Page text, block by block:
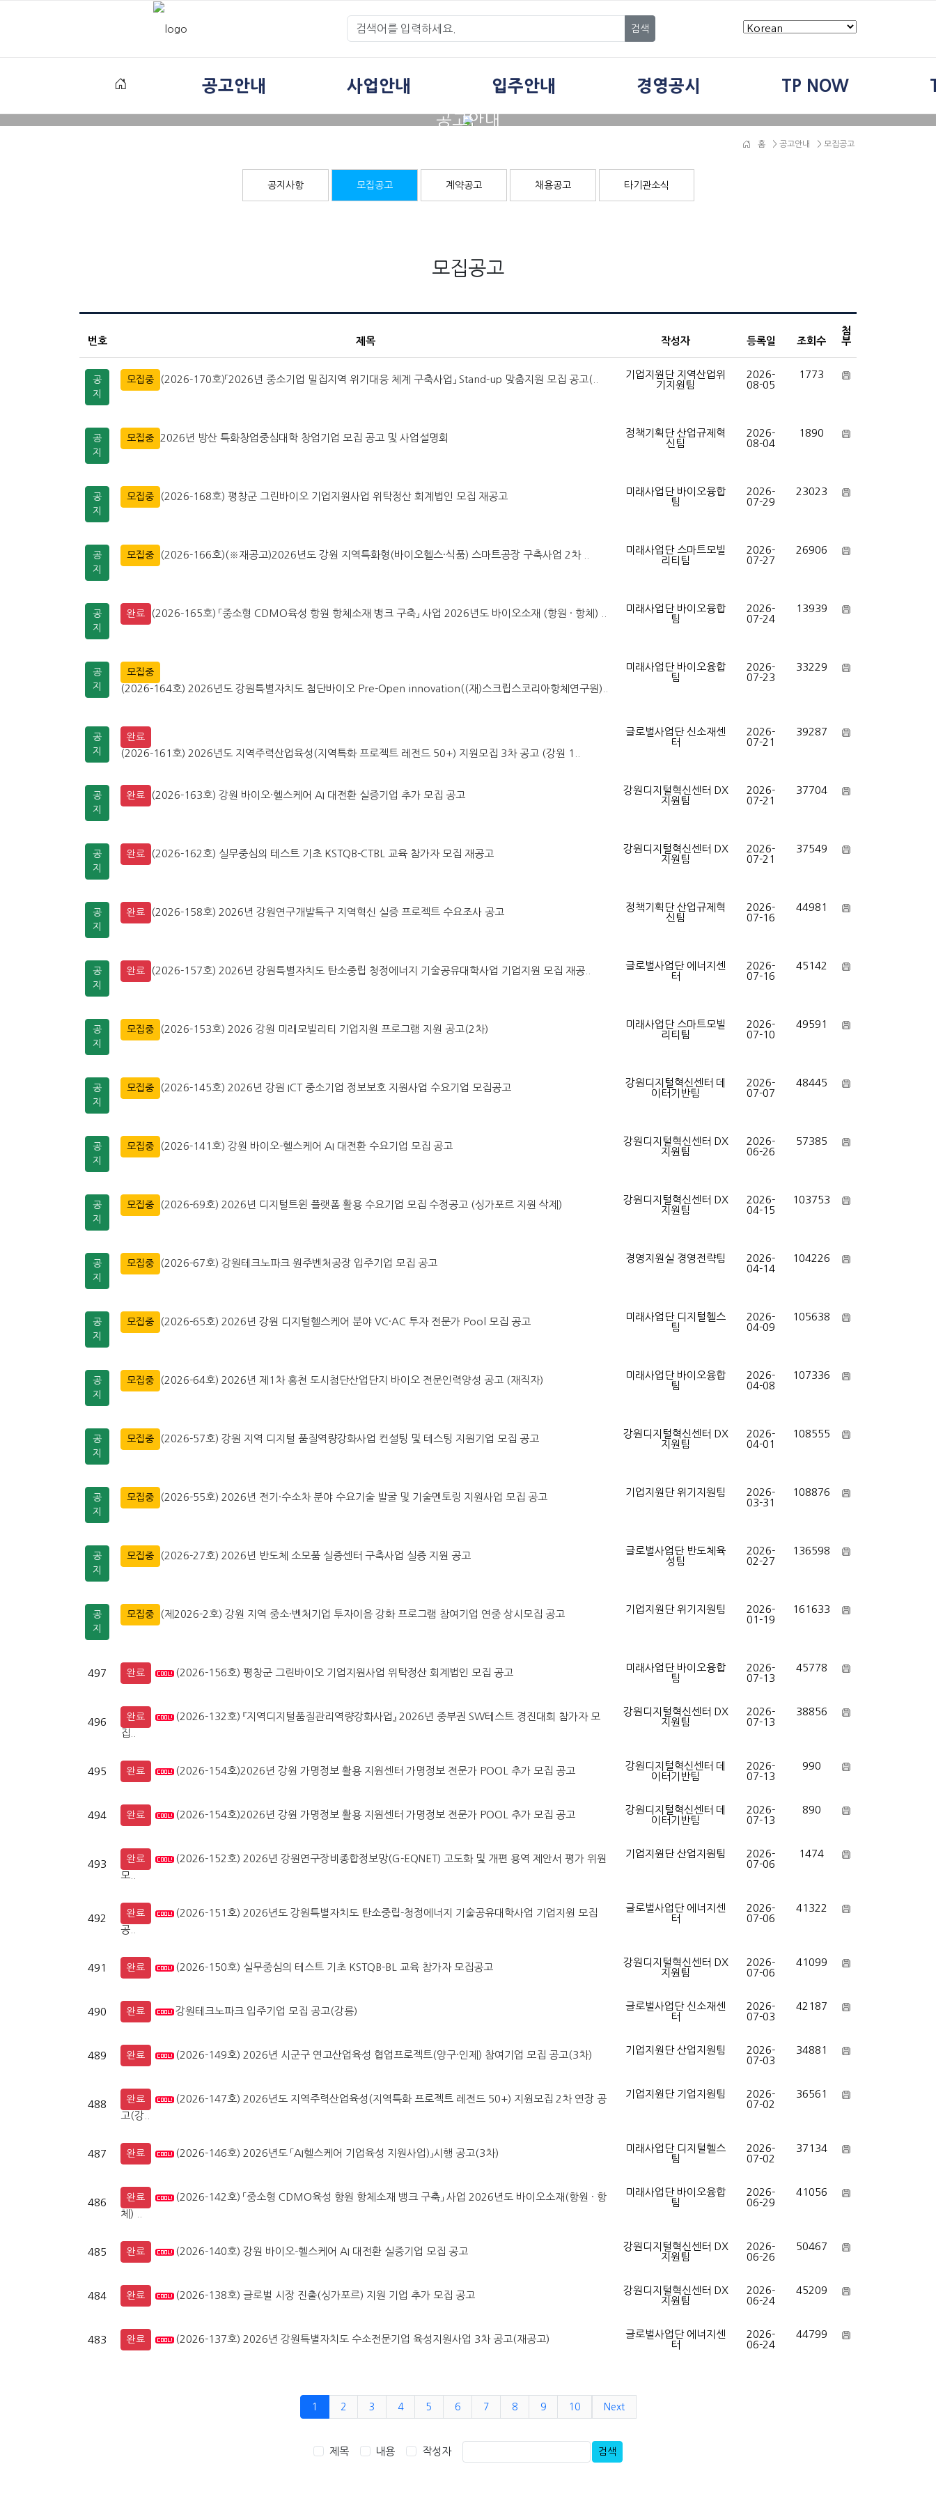
검색
공고안내 사업안내 입주안내 경영공시 TP NOW
공고안내
> 모집공고
> 공고안내
홈
공지사항 모집공고 계약공고 채용공고 타기관소식
모집공고
번호 제목 작성자 등록일 조회수
첨
부
공
지
모집중 (2026-170호)「2026년 중소기업 밀집지역 위기대응 체계 구축사업」 Stand-up 맞춤지원 모집 공고(..
기업지원단 지역산업위
기지원팀
2026-
08-05
1773
공
지
모집중 2026년 방산 특화창업중심대학 창업기업 모집 공고 및 사업설명회
정책기획단 산업규제혁
신팀
2026-
08-04
1890
공
지
모집중 (2026-168호) 평창군 그린바이오 기업지원사업 위탁정산 회계법인 모집 재공고
미래사업단 바이오융합
팀
2026-
07-29
23023
공
지
모집중 (2026-166호)(※재공고)2026년도 강원 지역특화형(바이오헬스·식품) 스마트공장 구축사업 2차 ..
미래사업단 스마트모빌
리티팀
2026-
07-27
26906
공
지
완료 (2026-165호) 「중소형 CDMO육성 항원 항체소재 뱅크 구축」 사업 2026년도 바이오소재 (항원 · 항체) ..
미래사업단 바이오융합
팀
2026-
07-24
13939
공
지
모집중
(2026-164호) 2026년도 강원특별자치도 첨단바이오 Pre-Open innovation((재)스크립스코리아항체연구원)..
미래사업단 바이오융합
팀
2026-
07-23
33229
공
지
완료
(2026-161호) 2026년도 지역주력산업육성(지역특화 프로젝트 레전드 50+) 지원모집 3차 공고 (강원 1..
글로벌사업단 신소재센
터
2026-
07-21
39287
공
지
완료 (2026-163호) 강원 바이오·헬스케어 AI 대전환 실증기업 추가 모집 공고
강원디지털혁신센터 DX
지원팀
2026-
07-21
37704
공
지
완료 (2026-162호) 실무중심의 테스트 기초 KSTQB-CTBL 교육 참가자 모집 재공고
강원디지털혁신센터 DX
지원팀
2026-
07-21
37549
공
지
완료 (2026-158호) 2026년 강원연구개발특구 지역혁신 실증 프로젝트 수요조사 공고
정책기획단 산업규제혁
신팀
2026-
07-16
44981
공
지
완료 (2026-157호) 2026년 강원특별자치도 탄소중립 청정에너지 기술공유대학사업 기업지원 모집 재공..
글로벌사업단 에너지센
터
2026-
07-16
45142
공
지
모집중 (2026-153호) 2026 강원 미래모빌리티 기업지원 프로그램 지원 공고(2차)
미래사업단 스마트모빌
리티팀
2026-
07-10
49591
공
지
모집중 (2026-145호) 2026년 강원 ICT 중소기업 정보보호 지원사업 수요기업 모집공고
강원디지털혁신센터 데
이터기반팀
2026-
07-07
48445
공
지
모집중 (2026-141호) 강원 바이오-헬스케어 AI 대전환 수요기업 모집 공고
강원디지털혁신센터 DX
지원팀
2026-
06-26
57385
공
지
모집중 (2026-69호) 2026년 디지털트윈 플랫폼 활용 수요기업 모집 수정공고 (싱가포르 지원 삭제)
강원디지털혁신센터 DX
지원팀
2026-
04-15
103753
공
지
모집중 (2026-67호) 강원테크노파크 원주벤처공장 입주기업 모집 공고 경영지원실 경영전략팀
2026-
04-14
104226
공
지
모집중 (2026-65호) 2026년 강원 디지털헬스케어 분야 VC·AC 투자 전문가 Pool 모집 공고
미래사업단 디지털헬스
팀
2026-
04-09
105638
공
지
모집중 (2026-64호) 2026년 제1차 홍천 도시첨단산업단지 바이오 전문인력양성 공고 (재직자)
미래사업단 바이오융합
팀
2026-
04-08
107336
공
지
모집중 (2026-57호) 강원 지역 디지털 품질역량강화사업 컨설팅 및 테스팅 지원기업 모집 공고
강원디지털혁신센터 DX
지원팀
2026-
04-01
108555
공
지
모집중 (2026-55호) 2026년 전기·수소차 분야 수요기술 발굴 및 기술멘토링 지원사업 모집 공고 기업지원단 위기지원팀
2026-
03-31
108876
공
지
모집중 (2026-27호) 2026년 반도체 소모품 실증센터 구축사업 실증 지원 공고
글로벌사업단 반도체육
성팀
2026-
02-27
136598
공
지
모집중 (제2026-2호) 강원 지역 중소·벤처기업 투자이음 강화 프로그램 참여기업 연중 상시모집 공고 기업지원단 위기지원팀
2026-
01-19
161633
497 완료 (2026-156호) 평창군 그린바이오 기업지원사업 위탁정산 회계법인 모집 공고
미래사업단 바이오융합
팀
2026-
07-13
45778
496 완료
(2026-132호) 『지역디지털품질관리역량강화사업』 2026년 중부권 SW테스트 경진대회 참가자 모
집..
강원디지털혁신센터 DX
지원팀
2026-
07-13
38856
495 완료 (2026-154호)2026년 강원 가명정보 활용 지원센터 가명정보 전문가 POOL 추가 모집 공고
강원디지털혁신센터 데
이터기반팀
2026-
07-13
990
494 완료 (2026-154호)2026년 강원 가명정보 활용 지원센터 가명정보 전문가 POOL 추가 모집 공고
강원디지털혁신센터 데
이터기반팀
2026-
07-13
890
493 완료
(2026-152호) 2026년 강원연구장비종합정보망(G-EQNET) 고도화 및 개편 용역 제안서 평가 위원
모..
기업지원단 산업지원팀
2026-
07-06
1474
492 완료
(2026-151호) 2026년도 강원특별자치도 탄소중립-청정에너지 기술공유대학사업 기업지원 모집
공..
글로벌사업단 에너지센
터
2026-
07-06
41322
491 완료 (2026-150호) 실무중심의 테스트 기초 KSTQB-BL 교육 참가자 모집공고
강원디지털혁신센터 DX
지원팀
2026-
07-06
41099
490 완료 강원테크노파크 입주기업 모집 공고(강릉)
글로벌사업단 신소재센
터
2026-
07-03
42187
489 완료 (2026-149호) 2026년 시군구 연고산업육성 협업프로젝트(양구·인제) 참여기업 모집 공고(3차) 기업지원단 산업지원팀
2026-
07-03
34881
488 완료
(2026-147호) 2026년도 지역주력산업육성(지역특화 프로젝트 레전드 50+) 지원모집 2차 연장 공
고(강..
기업지원단 기업지원팀
2026-
07-02
36561
487 완료 (2026-146호) 2026년도 「AI헬스케어 기업육성 지원사업)」시행 공고(3차)
미래사업단 디지털헬스
팀
2026-
07-02
37134
486 완료
(2026-142호) 「중소형 CDMO육성 항원 항체소재 뱅크 구축」 사업 2026년도 바이오소재(항원 · 항
체) ..
미래사업단 바이오융합
팀
2026-
06-29
41056
485 완료 (2026-140호) 강원 바이오-헬스케어 AI 대전환 실증기업 모집 공고
강원디지털혁신센터 DX
지원팀
2026-
06-26
50467
484 완료 (2026-138호) 글로벌 시장 진출(싱가포르) 지원 기업 추가 모집 공고
강원디지털혁신센터 DX
지원팀
2026-
06-24
45209
483 완료 (2026-137호) 2026년 강원특별자치도 수소전문기업 육성지원사업 3차 공고(재공고)
글로벌사업단 에너지센
터
2026-
06-24
44799
1 2 3 4 5 6 7 8 9 10 Next
제목 내용 작성자 검색